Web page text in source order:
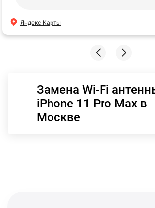
Яндекс Карты
Замена Wi-Fi
iPhone 11 Pro Max в
Москве